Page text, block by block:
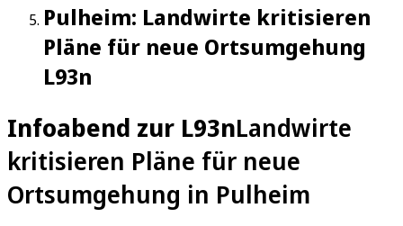
Pulheim: Landwirte kritisieren
Pläne für neue Ortsumgehung
L93n
Infoabend zur L93nLandwirte
kritisieren Pläne für neue
Ortsumgehung in Pulheim